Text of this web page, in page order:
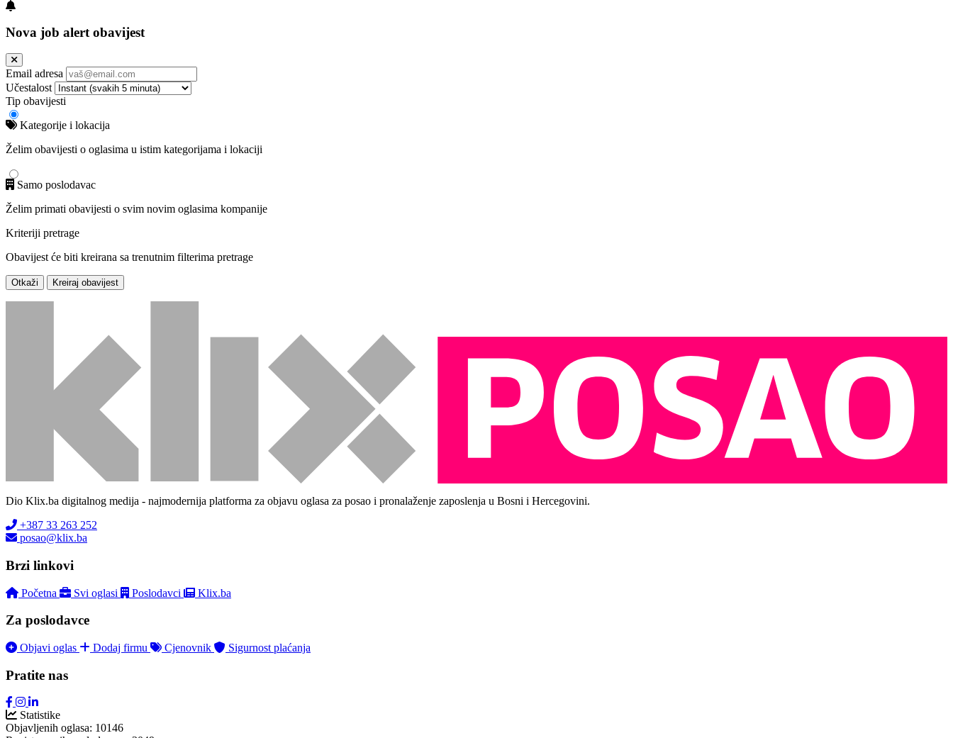
Nova job alert obavijest
Email adresa
Učestalost
Tip obavijesti
Kategorije i lokacija
Želim obavijesti o oglasima u istim kategorijama i lokaciji
Samo poslodavac
Želim primati obavijesti o svim novim oglasima kompanije
Kriteriji pretrage
Obavijest će biti kreirana sa trenutnim filterima pretrage
Otkaži Kreiraj obavijest
Dio Klix.ba digitalnog medija - najmodernija platforma za objavu oglasa za posao i pronalaženje zaposlenja u Bosni i Hercegovini.
+387 33 263 252
posao@klix.ba
Brzi linkovi
Početna Svi oglasi Poslodavci Klix.ba
Za poslodavce
Objavi oglas Dodaj firmu Cjenovnik Sigurnost plaćanja
Pratite nas
Statistike
Objavljenih oglasa: 10146